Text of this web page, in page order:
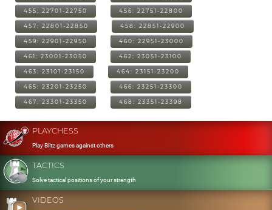
455: 22701-22750 456: 22751-22800
457: 22801-22850 458: 22851-22900
459: 22901-22950 460: 22951-23000
461: 23001-23050 462: 23051-23100
463: 23101-23150 464: 23151-23200
465: 23201-23250 466: 23251-23300
467: 23301-23350 468: 23351-23398
PLAYCHESS
Play Blitz games against others
TACTICS
Solve tactical positions of your strength
VIDEOS